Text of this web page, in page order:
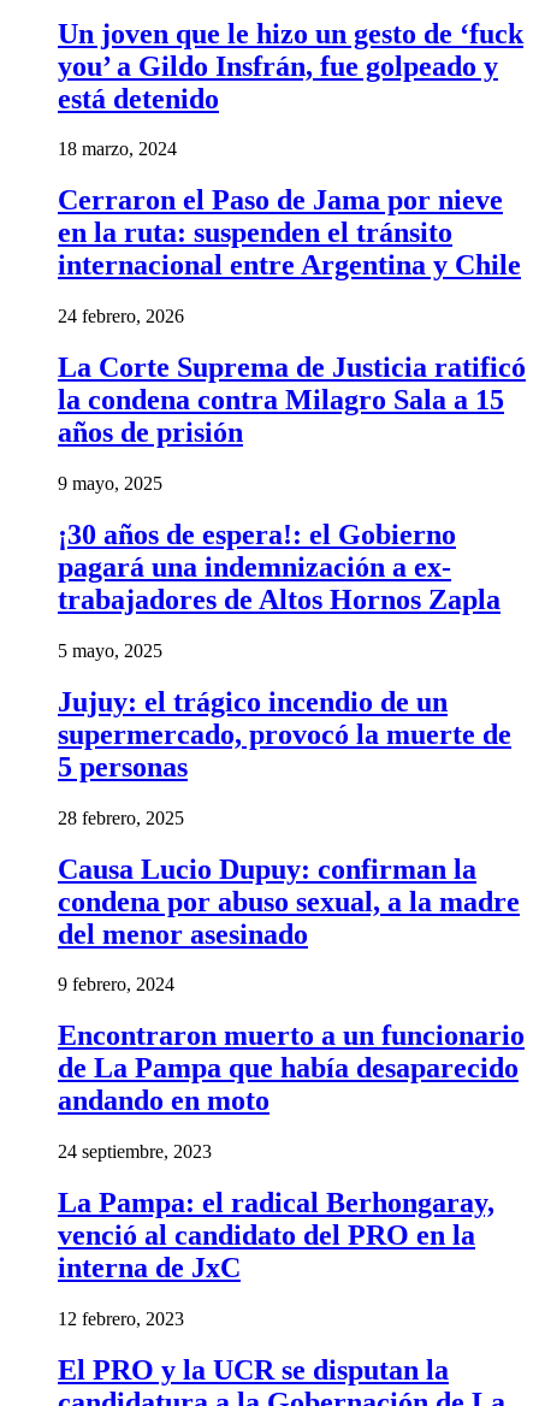
Un joven que le hizo un gesto de ‘fuck
you’ a Gildo Insfrán, fue golpeado y
está detenido
18 marzo, 2024
Cerraron el Paso de Jama por nieve
en la ruta: suspenden el tránsito
internacional entre Argentina y Chile
24 febrero, 2026
La Corte Suprema de Justicia ratificó
la condena contra Milagro Sala a 15
años de prisión
9 mayo, 2025
¡30 años de espera!: el Gobierno
pagará una indemnización a ex-
trabajadores de Altos Hornos Zapla
5 mayo, 2025
Jujuy: el trágico incendio de un
supermercado, provocó la muerte de
5 personas
28 febrero, 2025
Causa Lucio Dupuy: confirman la
condena por abuso sexual, a la madre
del menor asesinado
9 febrero, 2024
Encontraron muerto a un funcionario
de La Pampa que había desaparecido
andando en moto
24 septiembre, 2023
La Pampa: el radical Berhongaray,
venció al candidato del PRO en la
interna de JxC
12 febrero, 2023
El PRO y la UCR se disputan la